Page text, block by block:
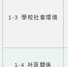
1-3 學校社會環境
1-4 社區關係